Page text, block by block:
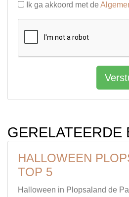
Ik ga akkoord met de
GERELATEERDE
HALLOWEEN
TOP 5
Halloween in Plopsaland de